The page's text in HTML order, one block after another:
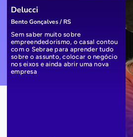
Delucci
Bento Gonçalves / RS
Sem saber muito sobre
empreendedorismo, o casal contou
com o Sebrae para aprender tudo
sobre o assunto, colocar o negócio
nos eixos e ainda abrir uma nova
empresa